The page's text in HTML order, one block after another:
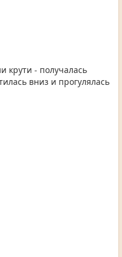
крути - получалась
вниз и прогулялась